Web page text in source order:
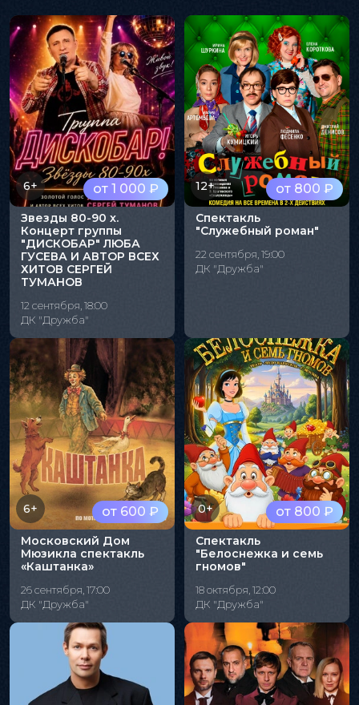
от 1 000 ₽
6+
Звезды 80-90 х.
Концерт группы
"ДИСКОБАР" ЛЮБА
ГУСЕВА И АВТОР ВСЕХ
ХИТОВ СЕРГЕЙ
ТУМАНОВ
12 сентября, 18:00
ДК "Дружба"
от 800 ₽
12+
Спектакль
"Служебный роман"
22 сентября, 19:00
ДК "Дружба"
от 600 ₽
6+
Московский Дом
Мюзикла спектакль
«Каштанка»
26 сентября, 17:00
ДК "Дружба"
от 800 ₽
0+
Спектакль
"Белоснежка и семь
гномов"
18 октября, 12:00
ДК "Дружба"